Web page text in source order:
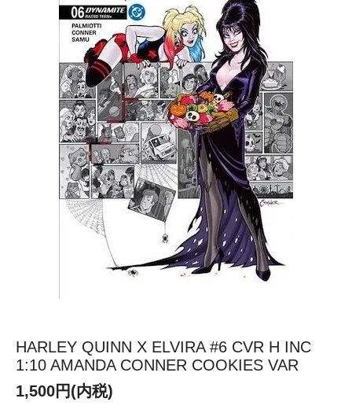
HARLEY QUINN X ELVIRA #6 CVR H INC
1:10 AMANDA CONNER COOKIES VAR
1,500円(内税)